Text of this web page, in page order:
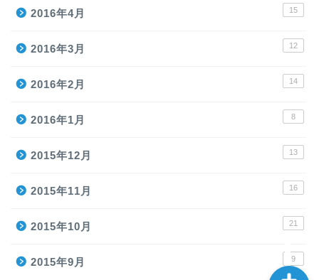
2016年4月 15
2016年3月 12
2016年2月 14
2016年1月 8
2015年12月 13
2015年11月 16
2015年10月 21
2015年9月 9